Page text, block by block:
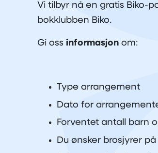
Vi tilbyr nå en gratis Biko-
bokklubben Biko.
Gi oss informasjon om:
Type arrangement
Dato for
Forventet antall barn
Du ønsker brosjyrer